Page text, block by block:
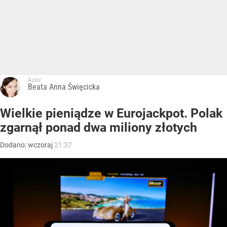
Autor:
Beata Anna Święcicka
Wielkie pieniądze w Eurojackpot. Polak
zgarnął ponad dwa miliony złotych
Dodano:wczoraj 21:37